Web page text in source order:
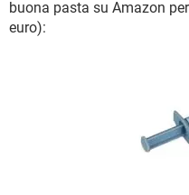
buona pasta su Amazon
euro):